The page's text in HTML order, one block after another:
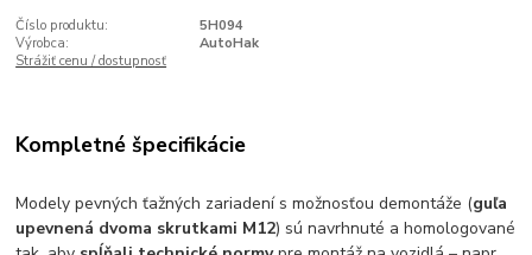
Číslo produktu:
5H094
Výrobca:
AutoHak
Strážiť cenu / dostupnosť
Kompletné špecifikácie
Modely pevných ťažných zariadení s možnosťou demontáže (guľa
upevnená dvoma skrutkami M12) sú navrhnuté a homologované